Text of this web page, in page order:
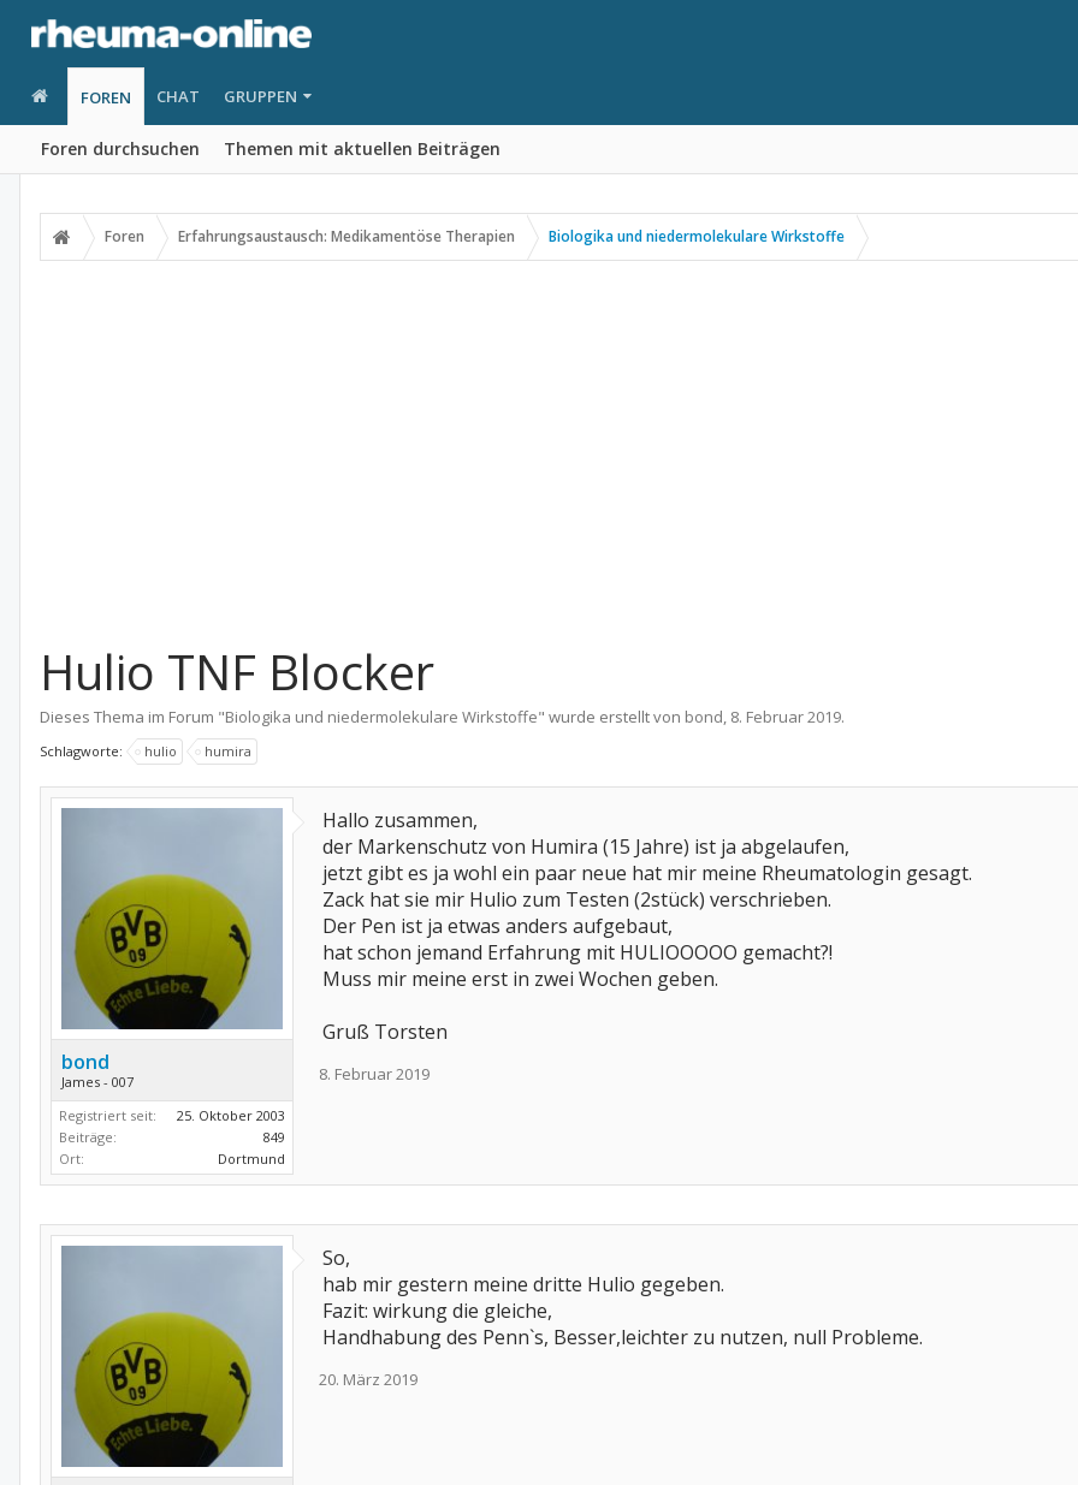
FOREN
Foren durchsuchen Themen mit aktuellen Beiträgen
CHAT GRUPPEN
Foren Erfahrungsaustausch: Medikamentöse Therapien Biologika und niedermolekulare Wirkstoffe
Hulio TNF Blocker
Dieses Thema im Forum "Biologika und niedermolekulare Wirkstoffe" wurde erstellt von bond, 8. Februar 2019.
Schlagworte: hulio humira
bond
James - 007
Registriert seit:
25. Oktober 2003
Beiträge:
849
Ort:
Dortmund
Hallo zusammen,
der Markenschutz von Humira (15 Jahre) ist ja abgelaufen,
jetzt gibt es ja wohl ein paar neue hat mir meine Rheumatologin gesagt.
Zack hat sie mir Hulio zum Testen (2stück) verschrieben.
Der Pen ist ja etwas anders aufgebaut,
hat schon jemand Erfahrung mit HULIOOOOO gemacht?!
Muss mir meine erst in zwei Wochen geben.
Gruß Torsten
8. Februar 2019
So,
hab mir gestern meine dritte Hulio gegeben.
Fazit: wirkung die gleiche,
Handhabung des Penn`s, Besser,leichter zu nutzen, null Probleme.
20. März 2019